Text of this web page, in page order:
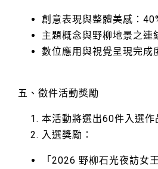
創意表現與整體美感：
主題概念與野柳地景之連
數位應用與視覺呈現完成
五、徵件活動獎勵
本活動將選出60件入選
入選獎勵：
「2026 野柳石光夜訪女